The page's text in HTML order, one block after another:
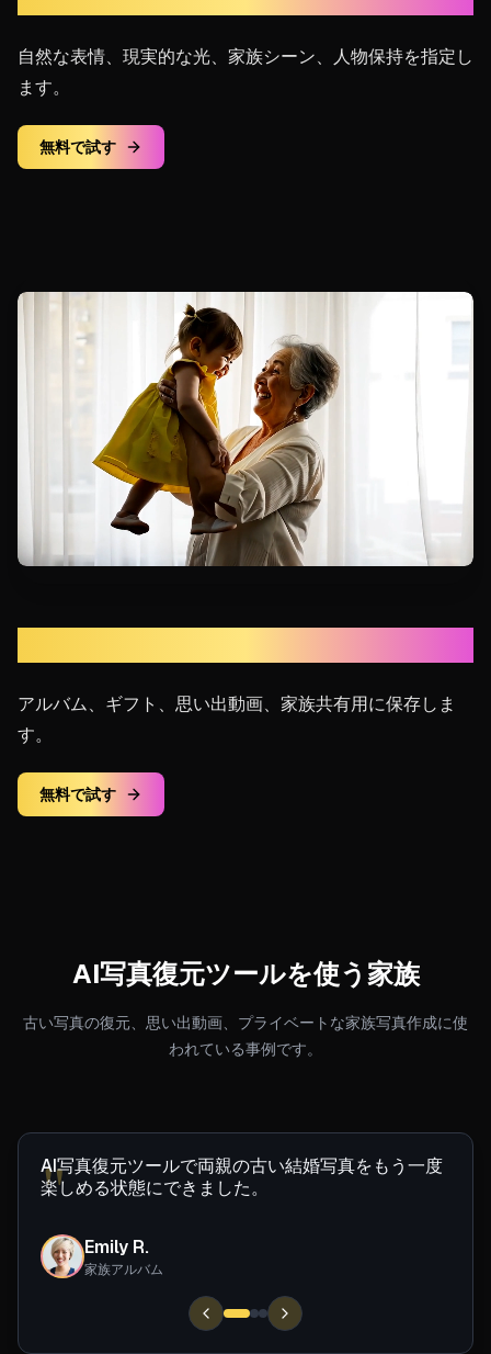
自然な表情、現実的な光、家族シーン、人物保持を指定し
ます。
無料で試す
アルバム、ギフト、思い出動画、家族共有用に保存しま
す。
無料で試す
AI写真復元ツールを使う家族
古い写真の復元、思い出動画、プライベートな家族写真作成に使
われている事例です。
"
AI写真復元ツールで両親の古い結婚写真を も う 一度
楽しめる状態にでき ま した 。
ER Emily R.
家族アルバム